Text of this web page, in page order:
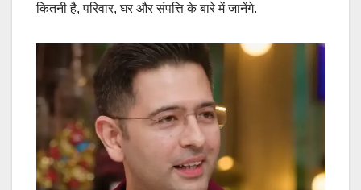
कितनी है, परिवार, घर और संपत्ति के बारे में जानेंगे.